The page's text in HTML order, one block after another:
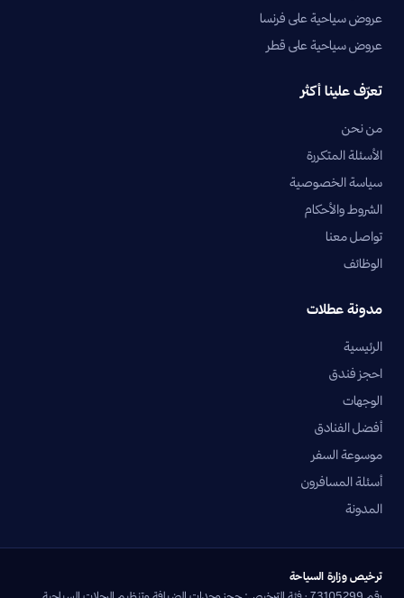
عروض سياحية على فرنسا
عروض سياحية على قطر
تعرّف علينا أكثر
من نحن
الأسئلة المتكررة
سياسة الخصوصية
الشروط والأحكام
تواصل معنا
الوظائف
مدونة عطلات
الرئيسية
احجز فندق
الوجهات
أفضل الفنادق
موسوعة السفر
أسئلة المسافرون
المدونة
ترخيص وزارة السياحة
رقم 73105299 · فئة الترخيص: حجز وحدات الضيافة وتنظيم الرحلات السياحية